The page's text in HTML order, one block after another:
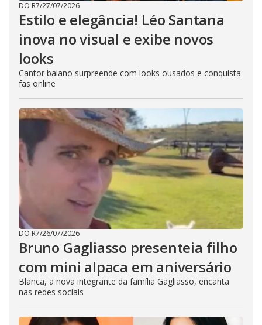
DO R7/27/07/2026
Estilo e elegância! Léo Santana
inova no visual e exibe novos
looks
Cantor baiano surpreende com looks ousados e conquista
fãs online
DO R7/26/07/2026
Bruno Gagliasso presenteia filho
com mini alpaca em aniversário
Blanca, a nova integrante da família Gagliasso, encanta
nas redes sociais